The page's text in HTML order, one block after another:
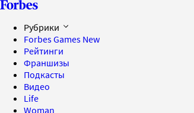
Рубрики
Forbes Games New
Рейтинги
Франшизы
Подкасты
Видео
Life
Woman